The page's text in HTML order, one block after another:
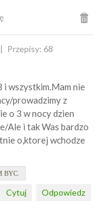
Przepisy: 68
wszystkim.Mam nie
prowadzimy z
o 3 w nocy dzien
Ale i tak Was bardzo
o,ktorej wchodze
BYC.
Odpowiedz
Cytuj